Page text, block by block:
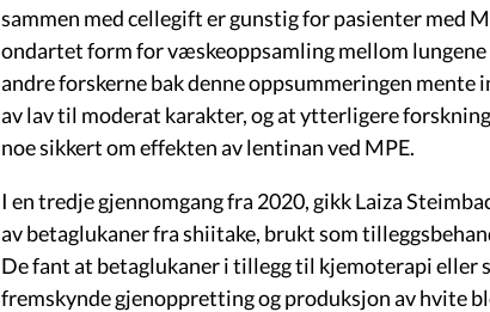
sammen med cellegift er gunstig for pasienter med
ondartet form for væskeoppsamling mellom lungene
andre forskerne bak denne oppsummeringen
av lav til moderat karakter, og at ytterligere
noe sikkert om effekten av lentinan ved MPE.
I en tredje gjennomgang fra 2020, gikk Laiza
av betaglukaner fra shiitake, brukt som
De fant at betaglukaner i tillegg til kjemoterapi eller
fremskynde gjenoppretting og produksjon av hvite